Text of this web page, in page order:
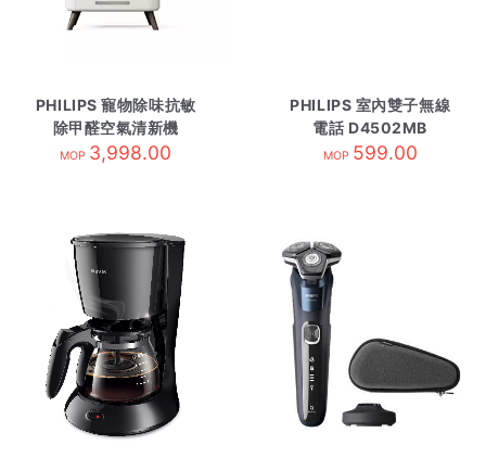
PHILIPS 寵物除味抗敏
除甲醛空氣清新機
AC3681/10
MOP 3,998.00
PHILIPS 室內雙子無線
電話 D4502MB
MOP 599.00